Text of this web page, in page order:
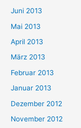
Juni 2013
Mai 2013
April 2013
März 2013
Februar 2013
Januar 2013
Dezember 2012
November 2012